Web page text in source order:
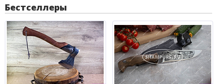
Бестселлеры